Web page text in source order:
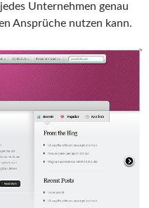
Unternehmen genau
Ansprüche nutzen kann.